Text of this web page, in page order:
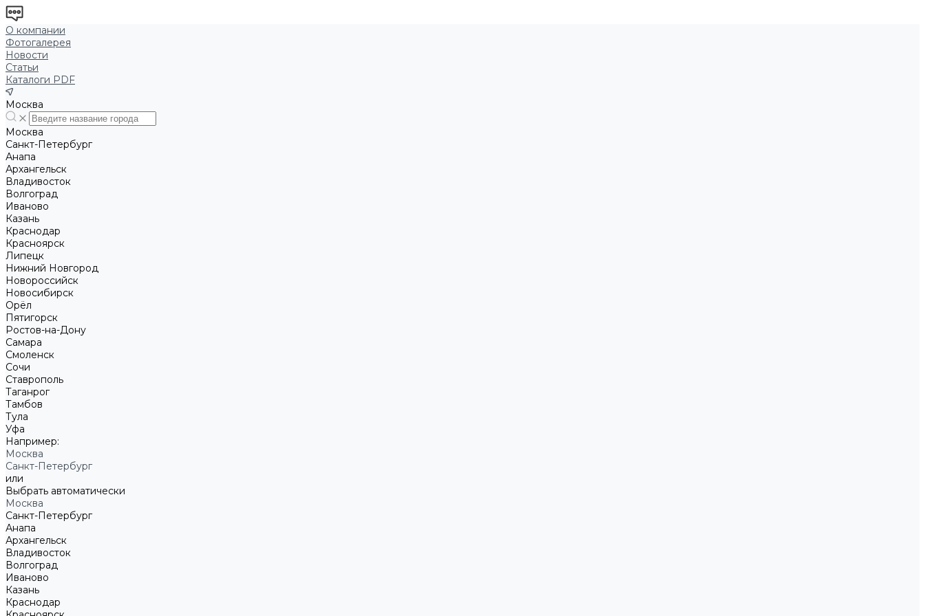
О компании
Фотогалерея
Новости
Статьи
Каталоги PDF
Москва
Москва
Санкт-Петербург
Анапа
Архангельск
Владивосток
Волгоград
Иваново
Казань
Краснодар
Красноярск
Липецк
Нижний Новгород
Новороссийск
Новосибирск
Орёл
Пятигорск
Ростов-на-Дону
Самара
Смоленск
Сочи
Ставрополь
Таганрог
Тамбов
Тула
Уфа
Например:
Москва
Санкт-Петербург
или
Выбрать автоматически
Москва
Санкт-Петербург
Анапа
Архангельск
Владивосток
Волгоград
Иваново
Казань
Краснодар